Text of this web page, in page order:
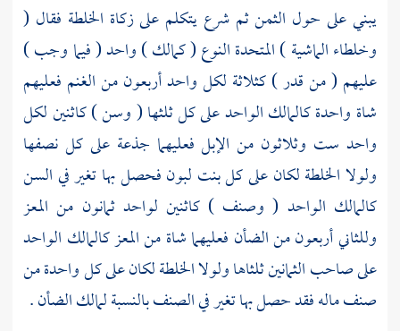
يبني على حول الثمن ثم شرع يتكلم على زكاة الخلطة فقال (
وخلطاء الماشية ) المتحدة النوع ( كمالك ) واحد ( فيما وجب )
عليهم ( من قدر ) كثلاثة لكل واحد أربعون من الغنم فعليهم
شاة واحدة كالمالك الواحد على كل ثلثها ( وسن ) كاثنين لكل
واحد ست وثلاثون من الإبل فعليهما جذعة على كل نصفها
ولولا الخلطة لكان على كل بنت لبون فحصل بها تغير في السن
كالمالك الواحد ( وصنف ) كاثنين لواحد ثمانون من المعز
وللثاني أربعون من الضأن فعليهما شاة من المعز كالمالك الواحد
على صاحب الثمانين ثلثاها ولولا الخلطة لكان على كل واحدة من
صنف ماله فقد حصل بها تغير في الصنف بالنسبة لمالك الضأن .